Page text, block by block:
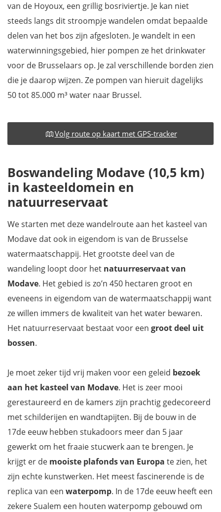
van de Hoyoux, een grillig bosriviertje. Je kan niet
steeds langs dit stroompje wandelen omdat bepaalde
delen van het bos zijn afgesloten. Je wandelt in een
waterwinningsgebied, hier pompen ze het drinkwater
voor de Brusselaars op. Je zal verschillende borden zien
die je daarop wijzen. Ze pompen van hieruit dagelijks
50 tot 85.000 m³ water naar Brussel.
Volg route op kaart met GPS-tracker
Boswandeling Modave (10,5 km)
in kasteeldomein en
natuurreservaat
We starten met deze wandelroute aan het kasteel van
Modave dat ook in eigendom is van de Brusselse
watermaatschappij. Het grootste deel van de
wandeling loopt door het natuurreservaat van
Modave. Het gebied is zo’n 450 hectaren groot en
eveneens in eigendom van de watermaatschappij want
ze willen immers de kwaliteit van het water bewaren.
Het natuurreservaat bestaat voor een groot deel uit
bossen.
Je moet zeker tijd vrij maken voor een geleid bezoek
aan het kasteel van Modave. Het is zeer mooi
gerestaureerd en de kamers zijn prachtig gedecoreerd
met schilderijen en wandtapijten. Bij de bouw in de
17de eeuw hebben stukadoors meer dan 5 jaar
gewerkt om het fraaie stucwerk aan te brengen. Je
krijgt er de mooiste plafonds van Europa te zien, het
zijn echte kunstwerken. Het meest fascinerende is de
replica van een waterpomp. In de 17de eeuw heeft een
zekere Sualem een houten waterpomp gebouwd om